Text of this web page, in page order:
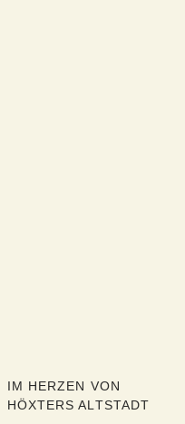
IM HERZEN VON
HÖXTERS ALTSTADT